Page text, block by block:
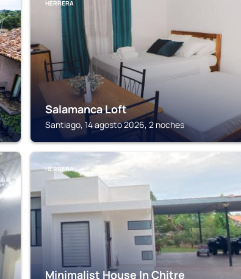
HERRERA
Salamanca Loft
Santiago, 14 agosto 2026, 2 noches
HERRERA
Minimalist House In Chitre